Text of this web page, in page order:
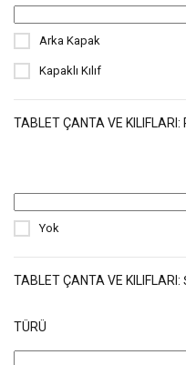
Arka Kapak
Kapaklı Kılıf
TABLET ÇANTA VE KILIFLARI:
Yok
TABLET ÇANTA VE KILIFLARI:
TÜRÜ